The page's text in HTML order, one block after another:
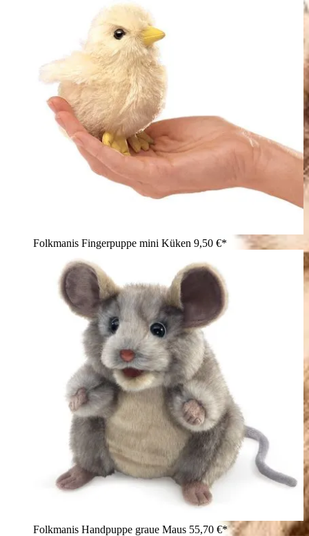
Folkmanis Fingerpuppe mini Küken 9,50 €*
Folkmanis Handpuppe graue Maus 55,70 €*